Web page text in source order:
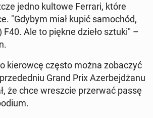
jedno kultowe Ferrari, które
"Gdybym miał kupić sa­mo­chód,
F40. Ale to piękne dzieło sztuki" –
kie­row­cę często można zo­ba­czyć
Grand Prix Azer­bej­dża­nu
że chce wresz­cie prze­rwać passę